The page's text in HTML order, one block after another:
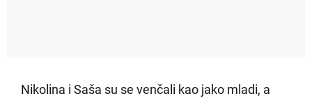
Nikolina i Saša su se venčali kao jako mladi, a